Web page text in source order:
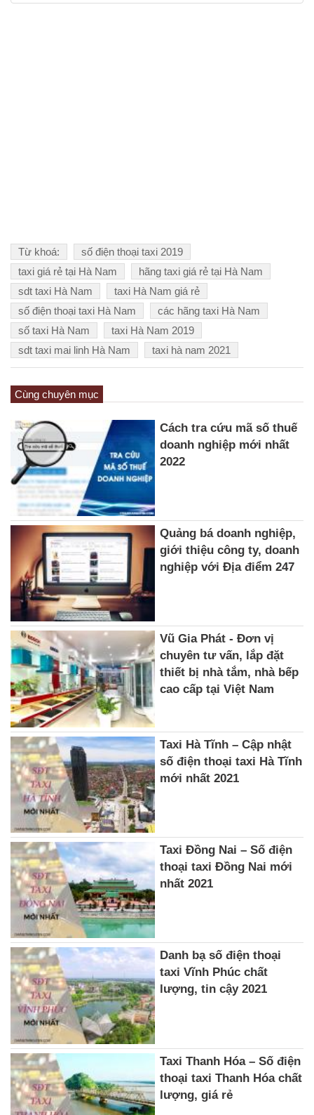
Từ khoá:
số điện thoại taxi 2019
taxi giá rẻ tại Hà Nam
hãng taxi giá rẻ tại Hà Nam
sdt taxi Hà Nam
taxi Hà Nam giá rẻ
số điện thoại taxi Hà Nam
các hãng taxi Hà Nam
số taxi Hà Nam
taxi Hà Nam 2019
sdt taxi mai linh Hà Nam
taxi hà nam 2021
Cùng chuyên mục
Cách tra cứu mã số thuế
doanh nghiệp mới nhất
2022
Quảng bá doanh nghiệp,
giới thiệu công ty, doanh
nghiệp với Địa điểm 247
Vũ Gia Phát - Đơn vị
chuyên tư vấn, lắp đặt
thiết bị nhà tắm, nhà bếp
cao cấp tại Việt Nam
Taxi Hà Tĩnh – Cập nhật
số điện thoại taxi Hà Tĩnh
mới nhất 2021
Taxi Đồng Nai – Số điện
thoại taxi Đồng Nai mới
nhất 2021
Danh bạ số điện thoại
taxi Vĩnh Phúc chất
lượng, tin cậy 2021
Taxi Thanh Hóa – Số điện
thoại taxi Thanh Hóa chất
lượng, giá rẻ